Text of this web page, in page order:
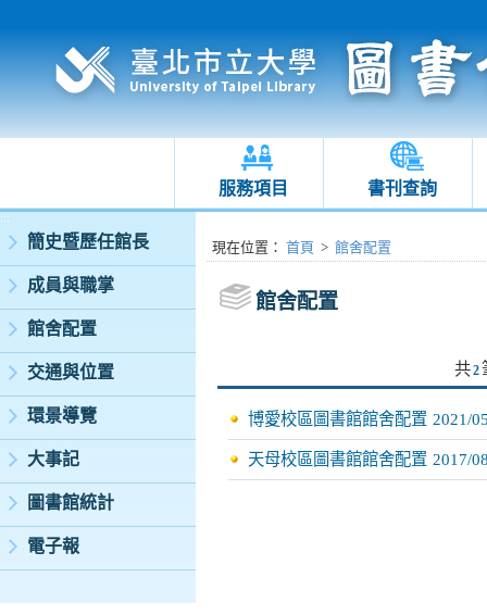
服務項目 書刊查詢
:::
簡史暨歷任館長
成員與職掌
館舍配置
交通與位置
環景導覽
大事記
圖書館統計
電子報
:::現在位置 ： 首頁 > 館舍配置
館舍配置
共2
博愛校區圖書館館舍配置 2021/
天母校區圖書館館舍配置 2017/